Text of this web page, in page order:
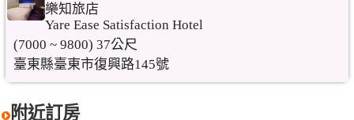
樂知旅店
Yare Ease Satisfaction Hotel
(7000 ~ 9800) 37公尺
臺東縣臺東市復興路145號
附近訂房